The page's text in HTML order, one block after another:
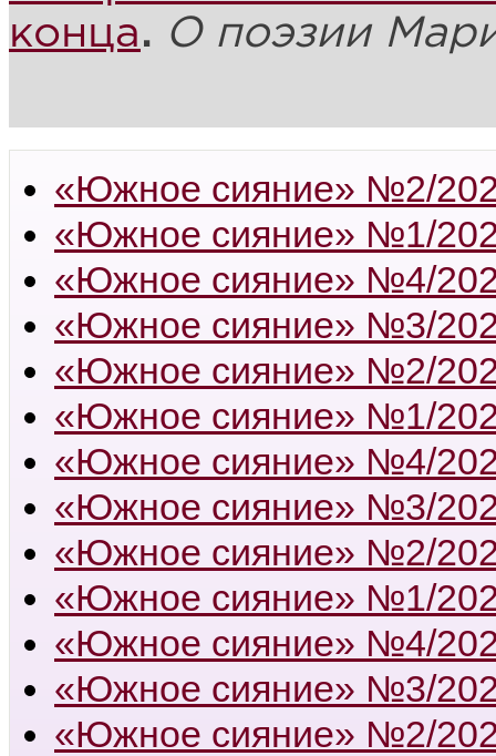
конца. О поэзии
«Южное сияние» №2/
«Южное сияние» №1/
«Южное сияние» №4/
«Южное сияние» №3/
«Южное сияние» №2/
«Южное сияние» №1/
«Южное сияние» №4/
«Южное сияние» №3/
«Южное сияние» №2/
«Южное сияние» №1/
«Южное сияние» №4/
«Южное сияние» №3/
«Южное сияние» №2/